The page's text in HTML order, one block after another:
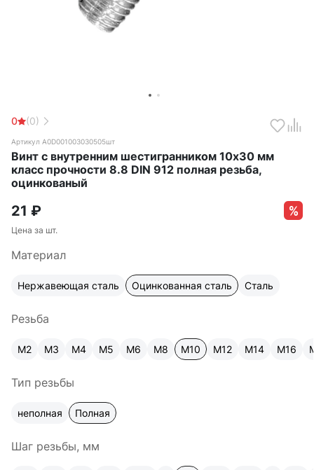
0 (0)
Артикул А0D001003030505шт
Винт с внутренним шестигранником 10х30 мм
класс прочности 8.8 DIN 912 полная резьба,
оцинкованый
21 ₽
Цена за шт.
Материал
Нержавеющая сталь Оцинкованная сталь Сталь
Резьба
М2 М3 М4 М5 М6 М8 М10 М12 М14 М16
Тип резьбы
неполная Полная
Шаг резьбы, мм